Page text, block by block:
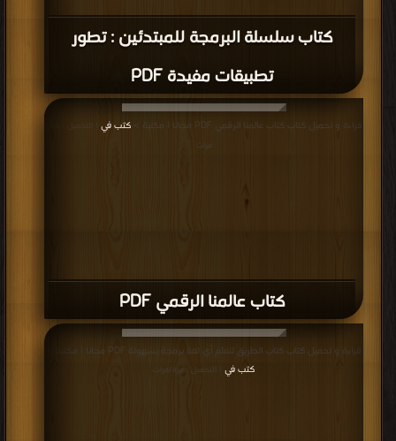
كتاب سلسلة البرمجة للمبتدئين : تطور
تطبيقات مفيدة PDF
كتاب عالمنا الرقمي PDF
قراءة و تحميل كتاب كتاب عالمنا الرقمي PDF مجانا | مكتبة > كتب في
| التحميل : مرة/
مرات
قراءة و تحميل كتاب كتاب الطريق لتعلم أي لغة برمجة بسهولة PDF مجانا | مكتبة >
كتب في
| التحميل : مرة/مرات